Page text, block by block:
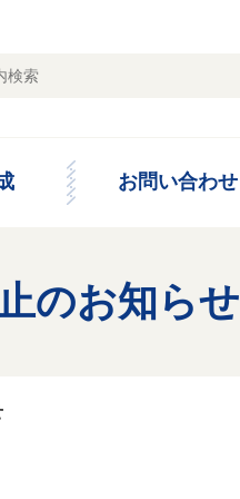
お問い合わせ
のお知らせ